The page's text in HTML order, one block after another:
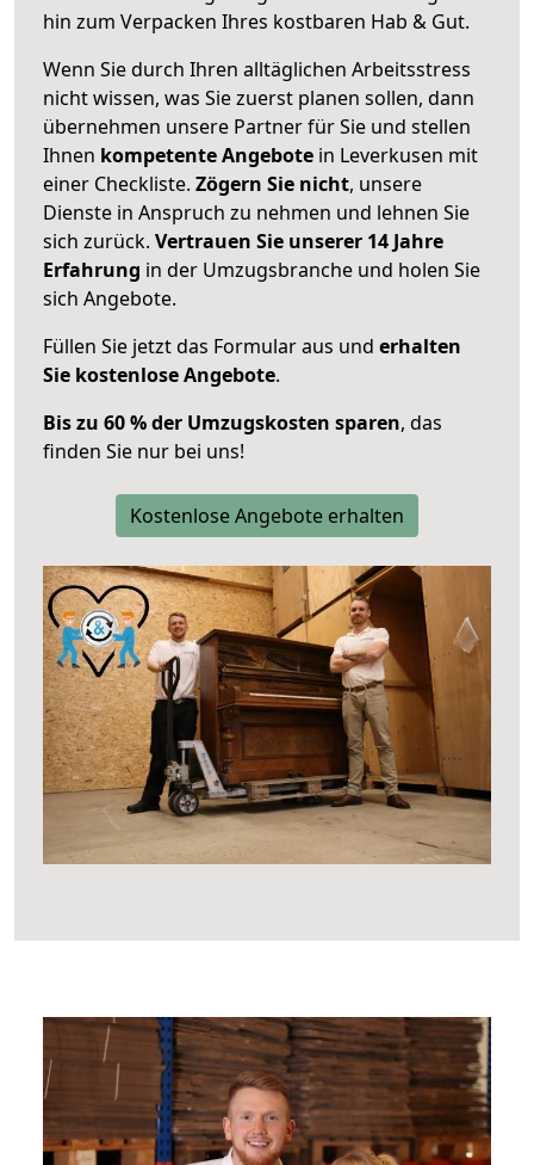
hin zum Verpacken Ihres kostbaren Hab & Gut.
Wenn Sie durch Ihren alltäglichen Arbeitsstress
nicht wissen, was Sie zuerst planen sollen, dann
übernehmen unsere Partner für Sie und stellen
Ihnen kompetente Angebote in Leverkusen mit
einer Checkliste. Zögern Sie nicht, unsere
Dienste in Anspruch zu nehmen und lehnen Sie
sich zurück. Vertrauen Sie unserer 14 Jahre
Erfahrung in der Umzugsbranche und holen Sie
sich Angebote.
Füllen Sie jetzt das Formular aus und erhalten
Sie kostenlose Angebote.
Bis zu 60 % der Umzugskosten sparen, das
finden Sie nur bei uns!
Kostenlose Angebote erhalten